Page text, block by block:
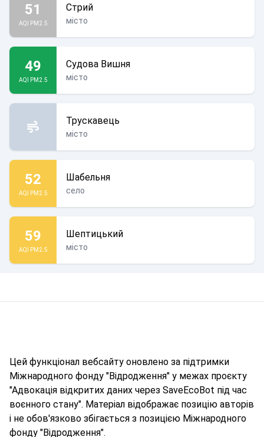
51
AQI PM2.5
Стрий
місто
49
AQI PM2.5
Судова Вишня
місто
Трускавець
місто
52
AQI PM2.5
Шабельня
село
59
AQI PM2.5
Шептицький
місто
Цей функціонал вебсайту оновлено за підтримки
Міжнародного фонду "Відродження" у межах проєкту
"Адвокація відкритих даних через SaveEcoBot під час
воєнного стану". Матеріал відображає позицію авторів
і не обов'язково збігається з позицією Міжнародного
фонду "Відродження".